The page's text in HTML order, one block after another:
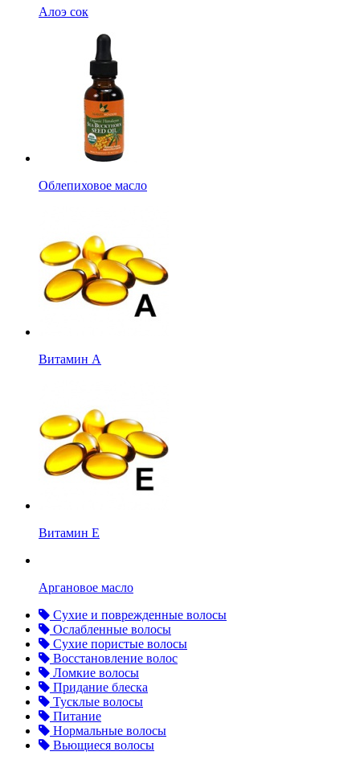
Алоэ сок
Облепиховое масло
Витамин А
Витамин Е
Аргановое масло
Сухие и поврежденные волосы
Ослабленные волосы
Сухие пористые волосы
Восстановление волос
Ломкие волосы
Придание блеска
Тусклые волосы
Питание
Нормальные волосы
Вьющиеся волосы